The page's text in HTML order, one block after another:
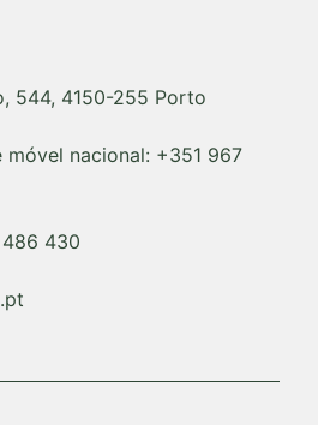
544, 4150-255 Porto
móvel nacional: +351 967
430